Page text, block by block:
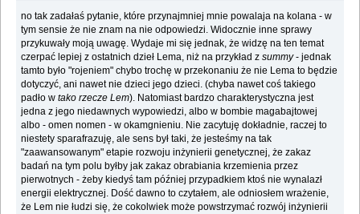
no tak zadałaś pytanie, które przynajmniej mnie powalaja na kolana - w
tym sensie że nie znam na nie odpowiedzi. Widocznie inne sprawy
przykuwały moją uwagę. Wydaje mi się jednak, że widzę na ten temat
czerpać lepiej z ostatnich dzieł Lema, niż na przykład zsummy- jednak
tamto było "rojeniem" chybo trochę w przekonaniu że nie Lema to będzie
dotyczyć, ani nawet nie dzieci jego dzieci. (chyba nawet coś takiego
padło wtako rzecze Lem). Natomiast bardzo charakterystyczna jest
jedna z jego niedawnych wypowiedzi, albo w bombie magabajtowej
albo - omen nomen - w okamgnieniu. Nie zacytuję dokładnie, raczej to
niestety sparafrazuję, ale sens był taki, że jesteśmy na tak
"zaawansowanym" etapie rozwoju inżynierii genetycznej, że zakaz
badań na tym polu byłby jak zakaz obrabiania krzemienia przez
pierwotnych - żeby kiedyś tam później przypadkiem ktoś nie wynalazł
energii elektrycznej. Dość dawno to czytałem, ale odniosłem wrażenie,
że Lem nie łudzi się, że cokolwiek może powstrzymać rozwój inżynierii